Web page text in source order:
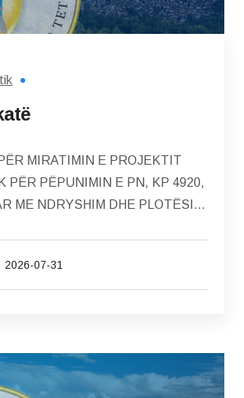
MIRATIMIN E PROJEKTIT
PËR PËPUNIMIN E PN, KP 4920,
ME NDRYSHIM DHE PLOTËSIM
2026-07-31